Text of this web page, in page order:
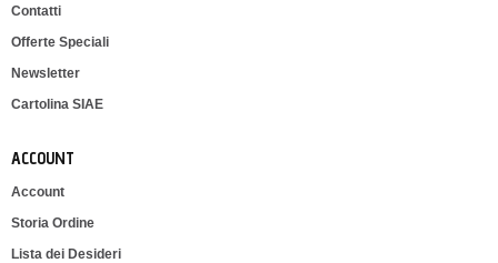
Contatti
Offerte Speciali
Newsletter
Cartolina SIAE
ACCOUNT
Account
Storia Ordine
Lista dei Desideri